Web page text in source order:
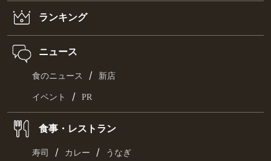
ランキング
ニュース
食のニュース / 新店
イベント / PR
食事・レストラン
寿司 / カレー / うなぎ